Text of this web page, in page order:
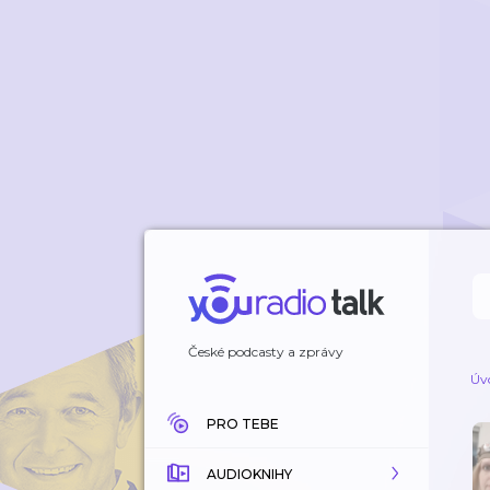
České podcasty a zprávy
PRO TEBE
AUDIOKNIHY